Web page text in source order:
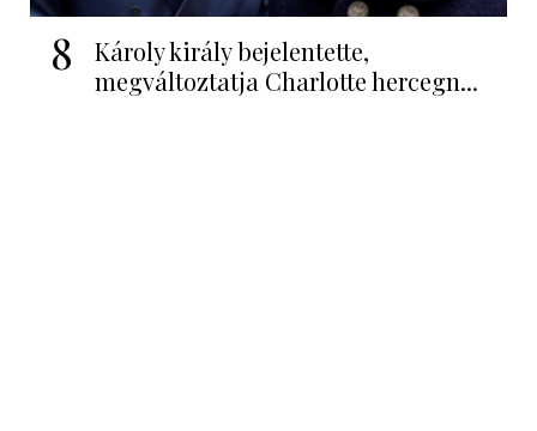
8
Károly király bejelentette,
megváltoztatja Charlotte hercegn...